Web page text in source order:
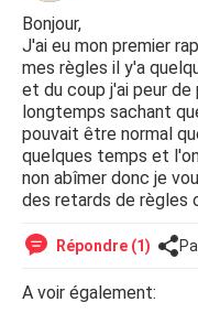
Bonjour,
J'ai eu mon premier
mes règles il y'a
et du coup j'ai peur de
longtemps sachant
pouvait être normal
quelques temps et
non abîmer donc je
des retards de règles
Répondre (1)
A voir également: